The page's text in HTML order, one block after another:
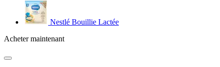
Nestlé Bouillie Lactée
Acheter maintenant